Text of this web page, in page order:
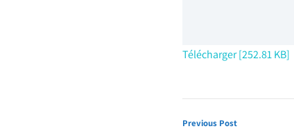
Télécharger [252.81 KB]
Previous Post